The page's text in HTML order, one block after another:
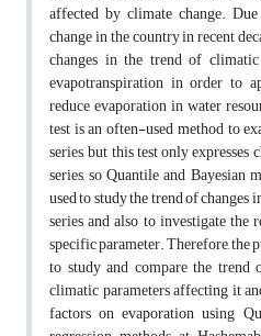
affected by climate change.
change in the country in recent
changes in the trend of
evapotranspiration in order to
reduce evaporation in water
test is an often-used method to
series, but this test only
series, so Quantile and Bayesian
used to study the trend of
series and also to investigate
specific parameter. Therefore, the
to study and compare the trend
climatic parameters affecting it
factors on evaporation using